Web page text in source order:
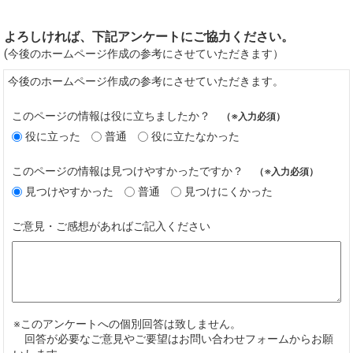
よろしければ、下記アンケートにご協力ください。
(今後のホームページ作成の参考にさせていただきます）
今後のホームページ作成の参考にさせていただきます。
このページの情報は役に立ちましたか？ （※入力必須）
役に立った 普通 役に立たなかった
このページの情報は見つけやすかったですか？ （※入力必須）
見つけやすかった 普通 見つけにくかった
ご意見・ご感想があればご記入ください
※このアンケートへの個別回答は致しません。
回答が必要なご意見やご要望はお問い合わせフォームからお願